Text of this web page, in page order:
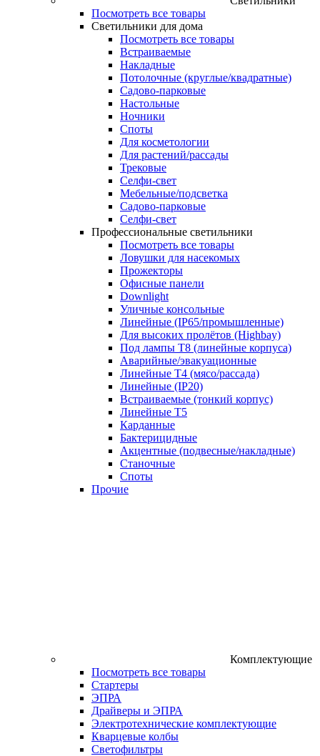
Посмотреть все товары
Светильники для дома
Посмотреть все товары
Встраиваемые
Накладные
Потолочные (круглые/квадратные)
Садово‑парковые
Настольные
Ночники
Споты
Для косметологии
Для растений/рассады
Трековые
Селфи‑свет
Мебельные/подсветка
Садово-парковые
Селфи-свет
Профессиональные светильники
Посмотреть все товары
Ловушки для насекомых
Прожекторы
Офисные панели
Downlight
Уличные консольные
Линейные (IP65/промышленные)
Для высоких пролётов (Highbay)
Под лампы T8 (линейные корпуса)
Аварийные/эвакуационные
Линейные T4 (мясо/рассада)
Линейные (IP20)
Встраиваемые (тонкий корпус)
Линейные T5
Карданные
Бактерицидные
Акцентные (подвесные/накладные)
Станочные
Споты
Прочие
Комплектующие
Посмотреть все товары
Стартеры
ЭПРА
Драйверы и ЭПРА
Электротехнические комплектующие
Кварцевые колбы
Светофильтры